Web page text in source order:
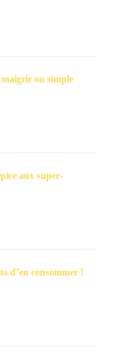
ou simple
aux super-
d’en consommer !